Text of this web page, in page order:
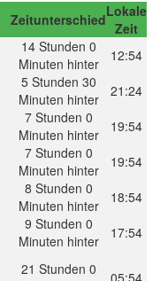
ZeitunterschiedLokale
Zeit
14 Stunden 0
Minuten hinter
12:54
5 Stunden 30
Minuten hinter
21:24
7 Stunden 0
Minuten hinter
19:54
7 Stunden 0
Minuten hinter
19:54
8 Stunden 0
Minuten hinter
18:54
9 Stunden 0
Minuten hinter
17:54
21 Stunden 0
05:54